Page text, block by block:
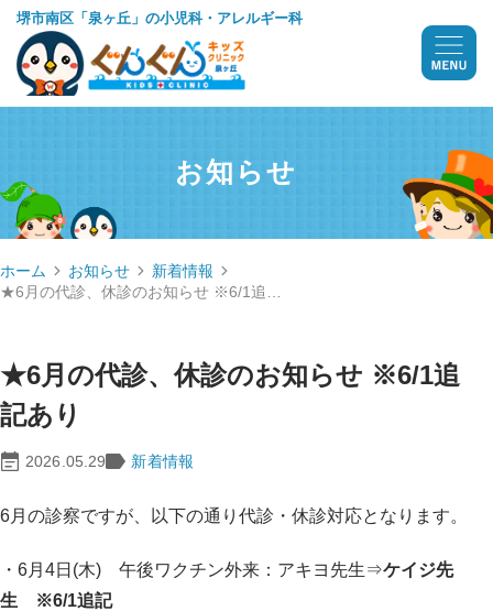
堺市南区「泉ヶ丘」の小児科・アレルギー科
お知らせ
ホーム お知らせ
新着情報
★6月の代診、休診のお知らせ ※6/1追…
★6月の代診、休診のお知らせ ※6/1追
記あり
2026.05.29 新着情報
6月の診察ですが、以下の通り代診・休診対応となります。
・6月4日(木) 午後ワクチン外来：アキヨ先生⇒ケイジ先
生 ※6/1追記